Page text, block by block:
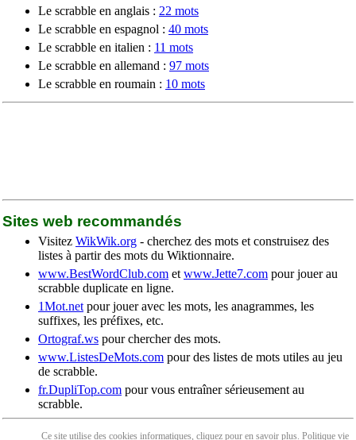
Le scrabble en anglais : 22 mots
Le scrabble en espagnol : 40 mots
Le scrabble en italien : 11 mots
Le scrabble en allemand : 97 mots
Le scrabble en roumain : 10 mots
Sites web recommandés
Visitez WikWik.org - cherchez des mots et construisez des
listes à partir des mots du Wiktionnaire.
www.BestWordClub.com et www.Jette7.com pour jouer au
scrabble duplicate en ligne.
1Mot.net pour jouer avec les mots, les anagrammes, les
suffixes, les préfixes, etc.
Ortograf.ws pour chercher des mots.
www.ListesDeMots.com pour des listes de mots utiles au jeu
de scrabble.
fr.DupliTop.com pour vous entraîner sérieusement au
scrabble.
Ce site utilise des cookies informatiques, cliquez pour en savoir plus. Politique vie